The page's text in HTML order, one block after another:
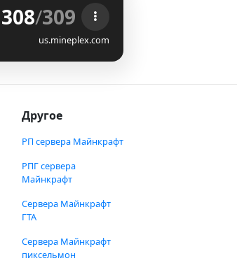
308/309
us.mineplex.com
Другое
РП сервера Майнкрафт
РПГ сервера
Майнкрафт
Сервера Майнкрафт
ГТА
Сервера Майнкрафт
пиксельмон